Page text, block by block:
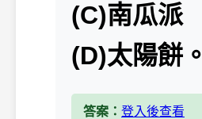
(C)南瓜派
(D)太陽餅。
答案： 登入後查看